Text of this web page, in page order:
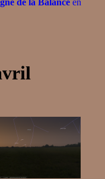
de la Balance en